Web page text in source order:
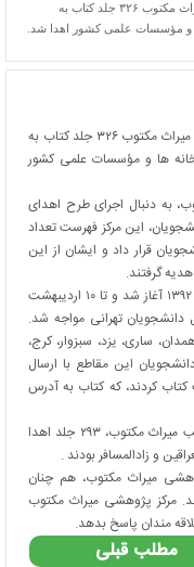
میراث مکتوب – در طرح اهدای کتاب مرکز پژوهشی میراث مکتوب ۳۲۶ جلد کتاب به
و مؤسسات علمی کشور اهدا شد.
میراث مکتوب – در طرح اهدای کتاب مرکز پژوهشی میراث مکتوب ۳۲۶ جلد کتاب به
ها و مؤسسات علمی کشور
به دنبال اجرای طرح اهدای
دانشجویان، این مرکز فهرست تعداد
قرار داد و ایشان از این
گرفتند.
طرح اهدای کتاب میراث مکتوب که، از ۱۷ فروردین ۱۳۹۲ آغاز شد و تا ۱۰ اردیبهشت
تهرانی مواجه شد.
ساری، یزد، سبزوار، کرج،
این مقاطع با ارسال
کردند، که کتاب به آدرس
براساس این گزارش، از میان ۳۳ عنوان کتاب منتخب میراث مکتوب، ۲۹۳ جلد اهدا
و زادالمسافر بودند .
میراث مکتوب، هم چنان
مرکز پژوهشی میراث مکتوب
مندان پاسخ بدهد.
مطلب قبلی